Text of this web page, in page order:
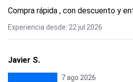
Compra rápida , con descuento y
Experiencia desde: 22 jul 2026
Javier S.
7 ago 2026